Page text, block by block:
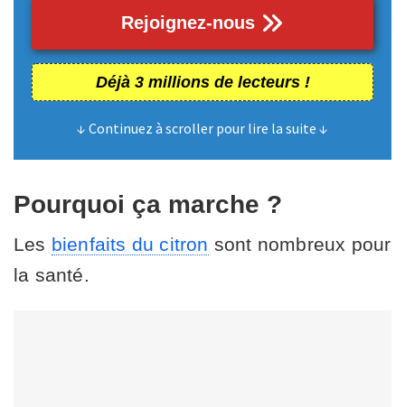
Rejoignez-nous
Déjà 3 millions de lecteurs !
↓ Continuez à scroller pour lire la suite ↓
Pourquoi ça marche ?
Les bienfaits du citron sont nombreux pour
la santé.